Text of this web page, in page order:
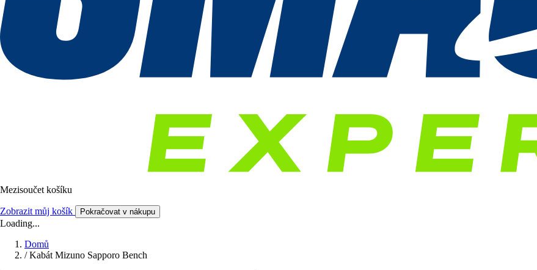
Mezisoučet košíku
Zobrazit můj košík Pokračovat v nákupu
Loading...
Domů
/ Kabát Mizuno Sapporo Bench